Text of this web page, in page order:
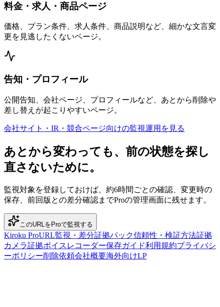
料金・求人・商品ページ
価格、プラン条件、求人条件、商品説明など、細かな文言変
更を見逃したくないページ。
告知・プロフィール
公開告知、会社ページ、プロフィールなど、あとから削除や
差し替えが起こりやすいページ。
会社サイト・IR・競合ページ向けの監視運用を見る
あとから変わっても、前の状態を探し
直さないために。
監視対象を登録しておけば、約6時間ごとの確認、変更時の
保存、前回版との差分確認までProの管理画面に残せます。
このURLをProで監視する
Kiroku ProURL監視・差分証拠パック信頼性・検証方法証拠
カメラ証拠ボイスレコーダー保存ガイド利用規約プライバシ
ーポリシー削除依頼会社概要海外向けLP